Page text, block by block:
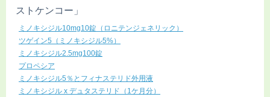
ストケンコー」
ミノキシジル10mg10錠（ロニテンジェネリック）
ツゲイン5（ミノキシジル5%）
ミノキシジル2.5mg100錠
プロペシア
ミノキシジル5％とフィナステリド外用液
ミノキシジル x デュタステリド（1ケ月分）